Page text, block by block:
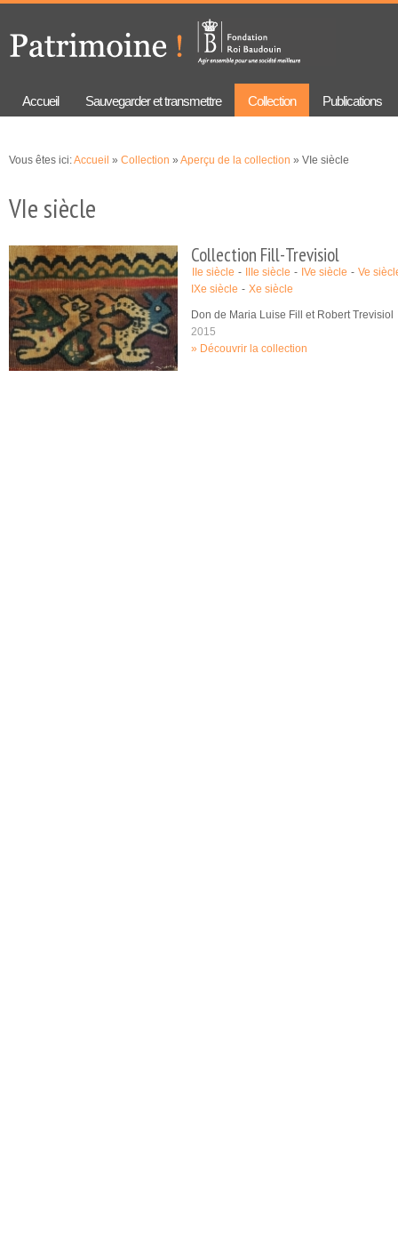
principal
Accueil Sauvegarder et transmettre Collection Publications
Vous êtes ici:Accueil » Collection » Aperçu de la collection » VIe siècle
VIe siècle
Collection Fill-Trevisiol
IIe siècle IIIe siècle IVe siècle
Ve
IXe siècle
Xe siècle
Don de Maria Luise Fill et Robert Trevisiol
2015
Découvrir la collection